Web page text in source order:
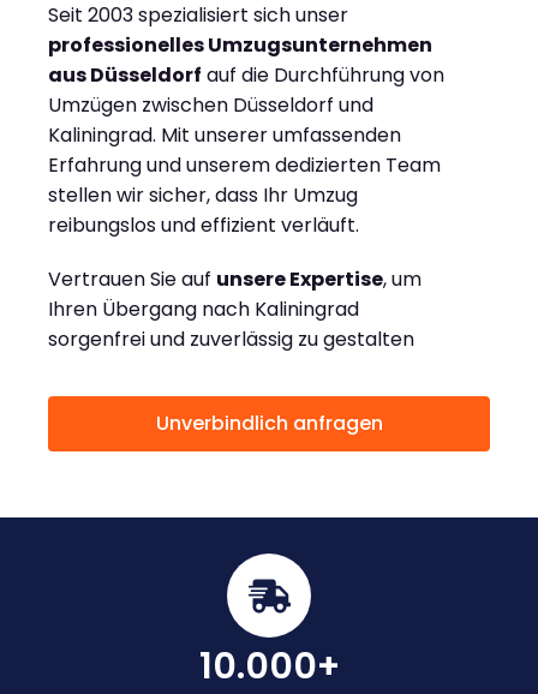
Seit 2003 spezialisiert sich unser
professionelles Umzugsunternehmen
aus Düsseldorf auf die Durchführung von
Umzügen zwischen Düsseldorf und
Kaliningrad. Mit unserer umfassenden
Erfahrung und unserem dedizierten Team
stellen wir sicher, dass Ihr Umzug
reibungslos und effizient verläuft.
Vertrauen Sie auf unsere Expertise, um
Ihren Übergang nach Kaliningrad
sorgenfrei und zuverlässig zu gestalten
Unverbindlich anfragen
10.000+